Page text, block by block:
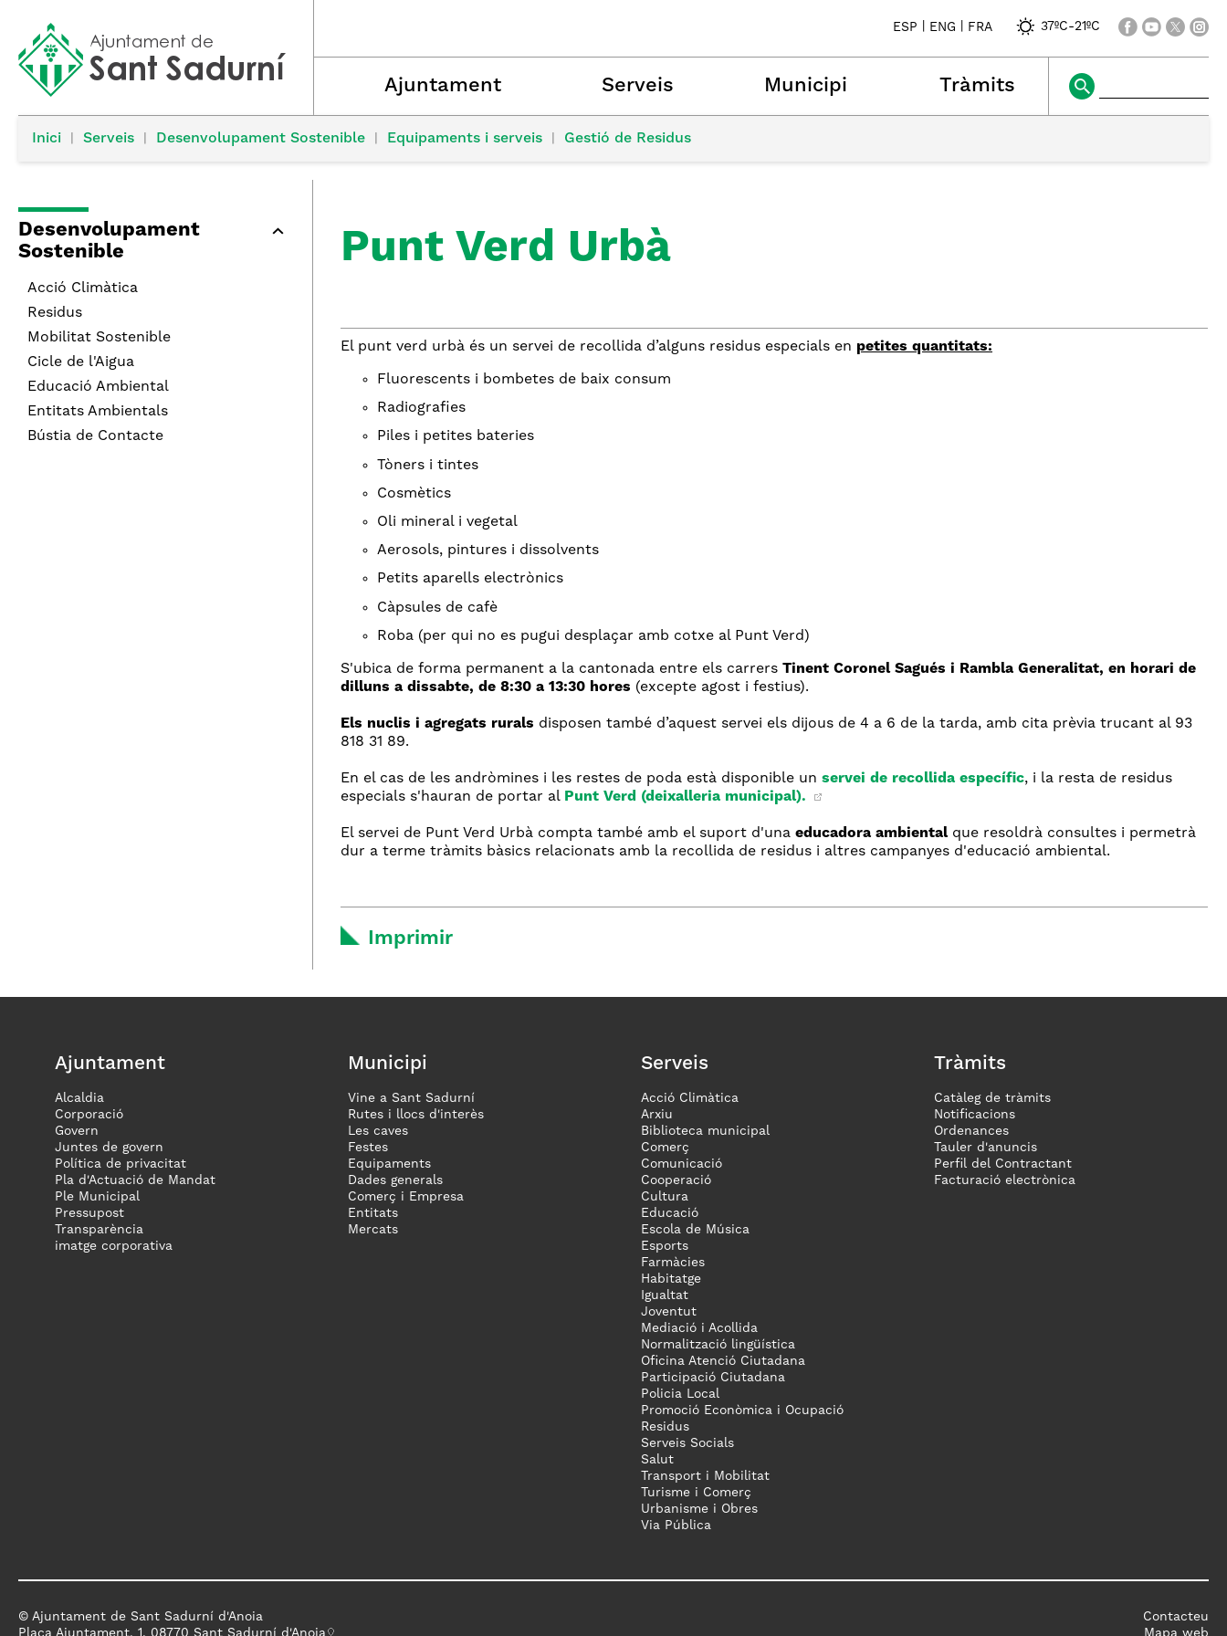
ESP ENG FRA 37ºC-21ºC
Ajuntament Serveis Municipi Tràmits
Inici Serveis Desenvolupament Sostenible Equipaments i serveis Gestió de Residus
Desenvolupament
Sostenible
Acció Climàtica
Residus
Mobilitat Sostenible
Cicle de l'Aigua
Educació Ambiental
Entitats Ambientals
Bústia de Contacte
Punt Verd Urbà
El punt verd urbà és un servei de recollida d’alguns residus especials en petites quantitats:
Fluorescents i bombetes de baix consum
Radiografies
Piles i petites bateries
Tòners i tintes
Cosmètics
Oli mineral i vegetal
Aerosols, pintures i dissolvents
Petits aparells electrònics
Càpsules de cafè
Roba (per qui no es pugui desplaçar amb cotxe al Punt Verd)
S'ubica de forma permanent a la cantonada entre els carrers Tinent Coronel Sagués i Rambla Generalitat, en horari de
dilluns a dissabte, de 8:30 a 13:30 hores (excepte agost i festius).
Els nuclis i agregats rurals disposen també d’aquest servei els dijous de 4 a 6 de la tarda, amb cita prèvia trucant al 93
818 31 89.
En el cas de les andròmines i les restes de poda està disponible un servei de recollida específic, i la resta de residus
especials s'hauran de portar al Punt Verd (deixalleria municipal).
El servei de Punt Verd Urbà compta també amb el suport d'una educadora ambientalque resoldrà consultes i permetrà
dur a terme tràmits bàsics relacionats amb la recollida de residus i altres campanyes d'educació ambiental.
Imprimir
Ajuntament
Alcaldia
Corporació
Govern
Juntes de govern
Política de privacitat
Pla d'Actuació de Mandat
Ple Municipal
Pressupost
Transparència
imatge corporativa
Municipi
Vine a Sant Sadurní
Rutes i llocs d'interès
Les caves
Festes
Equipaments
Dades generals
Comerç i Empresa
Entitats
Mercats
Serveis
Acció Climàtica
Arxiu
Biblioteca municipal
Comerç
Comunicació
Cooperació
Cultura
Educació
Escola de Música
Esports
Farmàcies
Habitatge
Igualtat
Joventut
Mediació i Acollida
Normalització lingüística
Oficina Atenció Ciutadana
Participació Ciutadana
Policia Local
Promoció Econòmica i Ocupació
Residus
Serveis Socials
Salut
Transport i Mobilitat
Turisme i Comerç
Urbanisme i Obres
Via Pública
Tràmits
Catàleg de tràmits
Notificacions
Ordenances
Tauler d'anuncis
Perfil del Contractant
Facturació electrònica
© Ajuntament de Sant Sadurní d'Anoia
Plaça Ajuntament, 1. 08770 Sant Sadurní d'Anoia
Contacteu
Mapa web